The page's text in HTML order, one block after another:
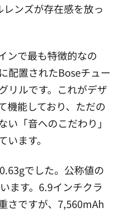
ンズが存在感を放っ
ンで最も特徴的なの
配置されたBoseチュー
リルです。これがデザ
機能しており、ただの
い「音へのこだわり」
ます。
でした。公称値の
ます。6.9インチクラ
さですが、7,560mAh